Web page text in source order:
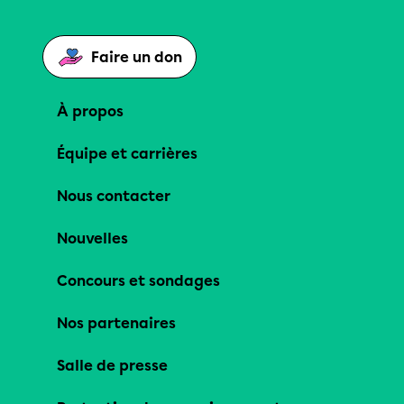
Faire un don
À propos
Équipe et carrières
Nous contacter
Nouvelles
Concours et sondages
Nos partenaires
Salle de presse